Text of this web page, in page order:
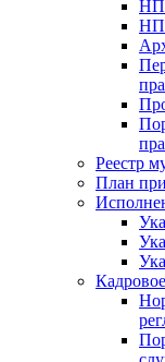
Реестр
План